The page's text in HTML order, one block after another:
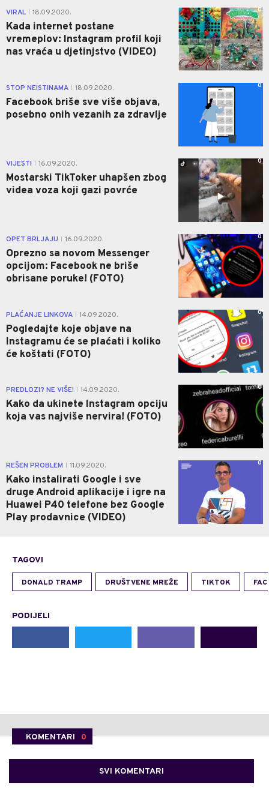
VIRAL 18.09.2020.
Kada internet postane
vremeplov: Instagram profil koji
nas vraća u djetinjstvo (VIDEO)
0
STOP NEISTINAMA 18.09.2020.
Facebook briše sve više objava,
posebno onih vezanih za zdravlje
0
VIJESTI 16.09.2020.
Mostarski TikToker uhapšen zbog
videa voza koji gazi povrće
0
OPET BRLJAJU 16.09.2020.
Oprezno sa novom Messenger
opcijom: Facebook ne briše
obrisane poruke! (FOTO)
0
PLAĆANJE LINKOVA 14.09.2020.
Pogledajte koje objave na
Instagramu će se plaćati i koliko
će koštati (FOTO)
0
PREDLOZI? NE VIŠE! 14.09.2020.
Kako da ukinete Instagram opciju
koja vas najviše nervira! (FOTO)
0
REŠEN PROBLEM 11.09.2020.
Kako instalirati Google i sve
druge Android aplikacije i igre na
Huawei P40 telefone bez Google
Play prodavnice (VIDEO)
0
TAGOVI
DONALD TRAMP DRUŠTVENE MREŽE TIKTOK
PODIJELI
KOMENTARI 0
SVI KOMENTARI